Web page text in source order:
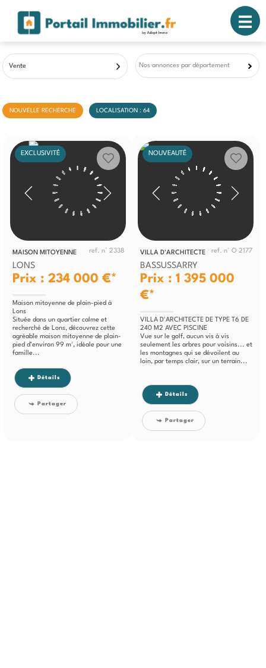
Vente Nos annonces par département
NOUVELLE RECHERCHE LOCALISATION : 64
EXCLUSIVITÉ
MAISON MITOYENNE ref. n° 2338
LONS
Prix : 234 000 €*
Maison mitoyenne de plain-pied à
Lons
Située dans un quartier calme et
recherché de Lons, découvrez cette
agréable maison mitoyenne de plain-
pied d’environ 99 m², idéale pour une
famille...
Détails
Partager
NOUVEAUTÉ
VILLA D'ARCHITECTE ref. n° O 2177
BASSUSSARRY
Prix : 1 395 000
€*
VILLA D'ARCHITECTE DE TYPE T6 DE
240 M2 AVEC PISCINE
Vue sur le golf, aucun vis à vis
seulement les arbres pour voisins... et
les montagnes qui se dévoilent au
loin, par temps clair, sur un terrain...
Détails
Partager